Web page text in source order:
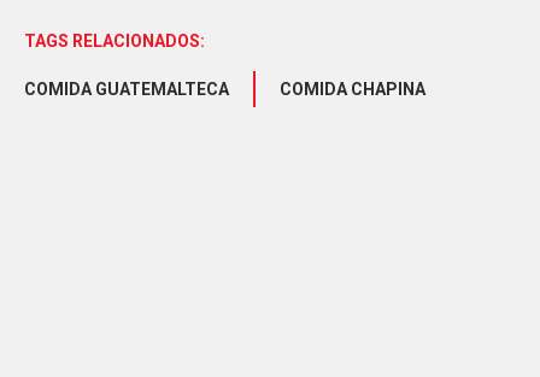
TAGS RELACIONADOS:
COMIDA GUATEMALTECA COMIDA CHAPINA